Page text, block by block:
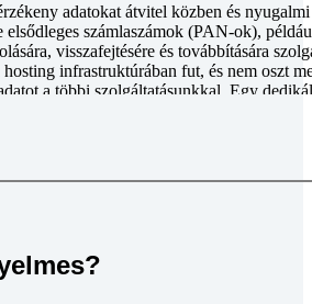
adatokat átvitel közben és nyugalmi
elsődleges számlaszámok (PAN-ok),
visszafejtésére és továbbítására
infrastruktúrában fut, és nem oszt
a többi szolgáltatásunkkal. Egy
alkalmaz az alkalmazottak
A Stripe által kibocsátott gépeken az